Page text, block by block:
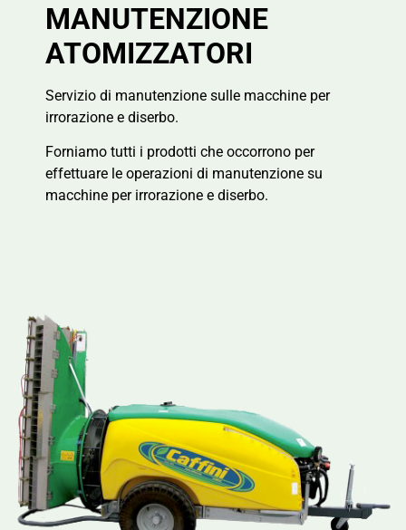
MANUTENZIONE
ATOMIZZATORI
Servizio di manutenzione sulle macchine per
irrorazione e diserbo.
Forniamo tutti i prodotti che occorrono per
effettuare le operazioni di manutenzione su
macchine per irrorazione e diserbo.